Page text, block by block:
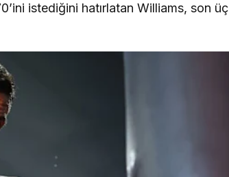
istediğini hatırlatan Williams, son üç